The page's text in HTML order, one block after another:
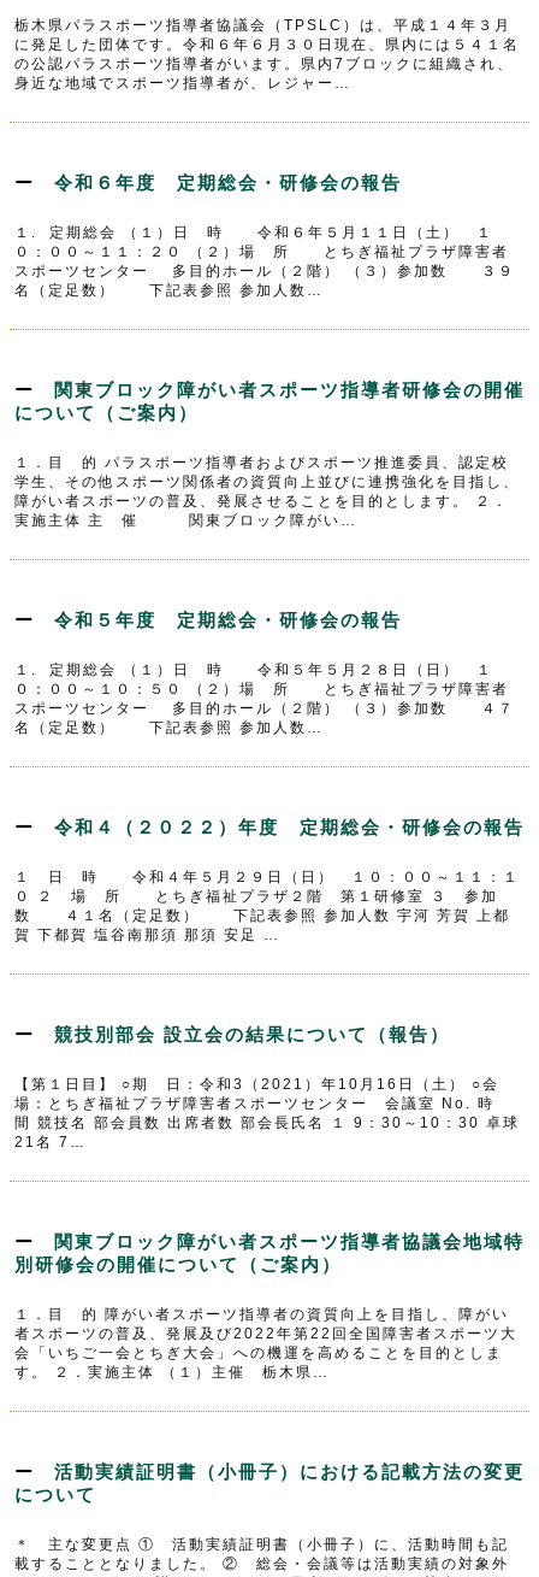
栃木県パラスポーツ指導者協議会（TPSLC）は、平成１４年３月
に発足した団体です。令和６年６月３０日現在、県内には５４１名
の公認パラスポーツ指導者がいます。県内7ブロックに組織され、
身近な地域でスポーツ指導者が、レジャー…
令和６年度 定期総会・研修会の報告
１. 定期総会 （１）日 時 令和６年５月１１日（土） １
０：００～１１：２０ （２）場 所 とちぎ福祉プラザ障害者
スポーツセンター 多目的ホール（２階） （３）参加数 ３９
名（定足数） 下記表参照 参加人数…
関東ブロック障がい者スポーツ指導者研修会の開催
について（ご案内）
１．目 的 パラスポーツ指導者およびスポーツ推進委員、認定校
学生、その他スポーツ関係者の資質向上並びに連携強化を目指し、
障がい者スポーツの普及、発展させることを目的とします。 ２．
実施主体 主 催 関東ブロック障がい…
令和５年度 定期総会・研修会の報告
１. 定期総会 （１）日 時 令和５年５月２８日（日） １
０：００～１０：５０ （２）場 所 とちぎ福祉プラザ障害者
スポーツセンター 多目的ホール（２階） （３）参加数 ４７
名（定足数） 下記表参照 参加人数…
令和４（２０２２）年度 定期総会・研修会の報告
１ 日 時 令和４年５月２９日（日） １０：００～１１：１
０ ２ 場 所 とちぎ福祉プラザ２階 第１研修室 ３ 参加
数 ４１名（定足数） 下記表参照 参加人数 宇河 芳賀 上都
賀 下都賀 塩谷南那須 那須 安足 …
競技別部会 設立会の結果について（報告）
【第１日目】 ○期 日：令和3（2021）年10月16日（土） ○会
場：とちぎ福祉プラザ障害者スポーツセンター 会議室 No. 時
間 競技名 部会員数 出席者数 部会長氏名 １ 9：30～10：30 卓球
21名 7…
関東ブロック障がい者スポーツ指導者協議会地域特
別研修会の開催について（ご案内）
１．目 的 障がい者スポーツ指導者の資質向上を目指し、障がい
者スポーツの普及、発展及び2022年第22回全国障害者スポーツ大
会「いちご一会とちぎ大会」への機運を高めることを目的としま
す。 ２．実施主体 （１）主催 栃木県…
活動実績証明書（小冊子）における記載方法の変更
について
＊ 主な変更点 ① 活動実績証明書（小冊子）に、活動時間も記
載することとなりました。 ② 総会・会議等は活動実績の対象外